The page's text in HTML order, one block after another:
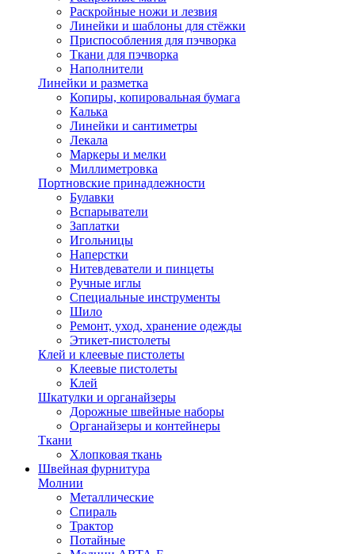
Раскройные ножи и лезвия
Линейки и шаблоны для стёжки
Приспособления для пэчворка
Ткани для пэчворка
Наполнители
Линейки и разметка
Копиры, копировальная бумага
Калька
Линейки и сантиметры
Лекала
Маркеры и мелки
Миллиметровка
Портновские принадлежности
Булавки
Вспарыватели
Заплатки
Игольницы
Наперстки
Нитевдеватели и пинцеты
Ручные иглы
Специальные инструменты
Шило
Ремонт, уход, хранение одежды
Этикет-пистолеты
Клей и клеевые пистолеты
Клеевые пистолеты
Клей
Шкатулки и органайзеры
Дорожные швейные наборы
Органайзеры и контейнеры
Ткани
Хлопковая ткань
Швейная фурнитура
Молнии
Металлические
Спираль
Трактор
Потайные